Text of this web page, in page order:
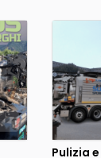
Pulizia